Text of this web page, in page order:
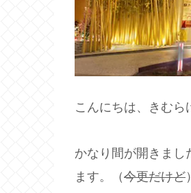
こんにちは、きむら
かなり間が開きまし
ます。（今更だけど）